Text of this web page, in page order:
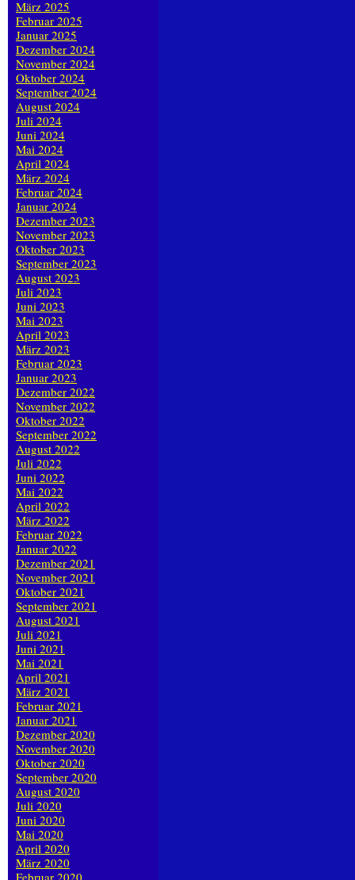
März 2025
Februar 2025
Januar 2025
Dezember 2024
November 2024
Oktober 2024
September 2024
August 2024
Juli 2024
Juni 2024
Mai 2024
April 2024
März 2024
Februar 2024
Januar 2024
Dezember 2023
November 2023
Oktober 2023
September 2023
August 2023
Juli 2023
Juni 2023
Mai 2023
April 2023
März 2023
Februar 2023
Januar 2023
Dezember 2022
November 2022
Oktober 2022
September 2022
August 2022
Juli 2022
Juni 2022
Mai 2022
April 2022
März 2022
Februar 2022
Januar 2022
Dezember 2021
November 2021
Oktober 2021
September 2021
August 2021
Juli 2021
Juni 2021
Mai 2021
April 2021
März 2021
Februar 2021
Januar 2021
Dezember 2020
November 2020
Oktober 2020
September 2020
August 2020
Juli 2020
Juni 2020
Mai 2020
April 2020
März 2020
Februar 2020